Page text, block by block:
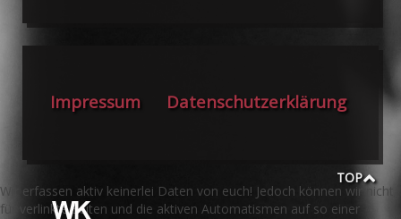
Impressum Datenschutzerklärung
TOP
Wir erfassen aktiv keinerlei Daten von euch! Jedoch können wir nicht
für verlinkte Seiten und die aktiven Automatismen auf so einer